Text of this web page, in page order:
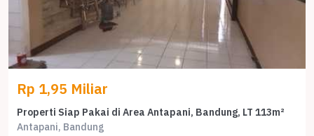
Rp 1,95 Miliar
Properti Siap Pakai di Area Antapani, Bandung, LT 113m²
Antapani, Bandung